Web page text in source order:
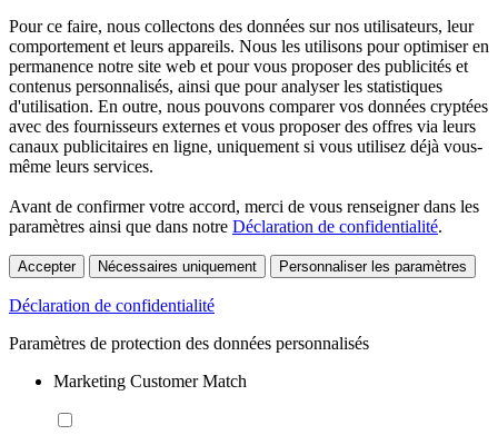
Pour ce faire, nous collectons des données sur nos utilisateurs, leur
comportement et leurs appareils. Nous les utilisons pour optimiser en
permanence notre site web et pour vous proposer des publicités et
contenus personnalisés, ainsi que pour analyser les statistiques
d'utilisation. En outre, nous pouvons comparer vos données cryptées
avec des fournisseurs externes et vous proposer des offres via leurs
canaux publicitaires en ligne, uniquement si vous utilisez déjà vous-
même leurs services.
Avant de confirmer votre accord, merci de vous renseigner dans les
paramètres ainsi que dans notre Déclaration de confidentialité.
Accepter Nécessaires uniquement Personnaliser les paramètres
Déclaration de confidentialité
Paramètres de protection des données personnalisés
Marketing Customer Match